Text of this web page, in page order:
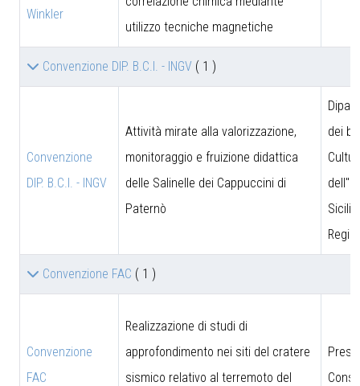
Winkler
utilizzo tecniche magnetiche
Convenzione DIP. B.C.I. - INGV ( 1 )
Convenzione
DIP. B.C.I. - INGV
Attività mirate alla valorizzazione,
monitoraggio e fruizione didattica
delle Salinelle dei Cappuccini di
Paternò
dei
Convenzione FAC ( 1 )
Convenzione
FAC
Realizzazione di studi di
approfondimento nei siti del cratere
sismico relativo al terremoto del